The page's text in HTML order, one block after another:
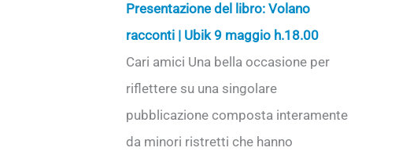
Presentazione del libro: Volano
racconti | Ubik 9 maggio h.18.00
Cari amici Una bella occasione per
riflettere su una singolare
pubblicazione composta interamente
da minori ristretti che hanno